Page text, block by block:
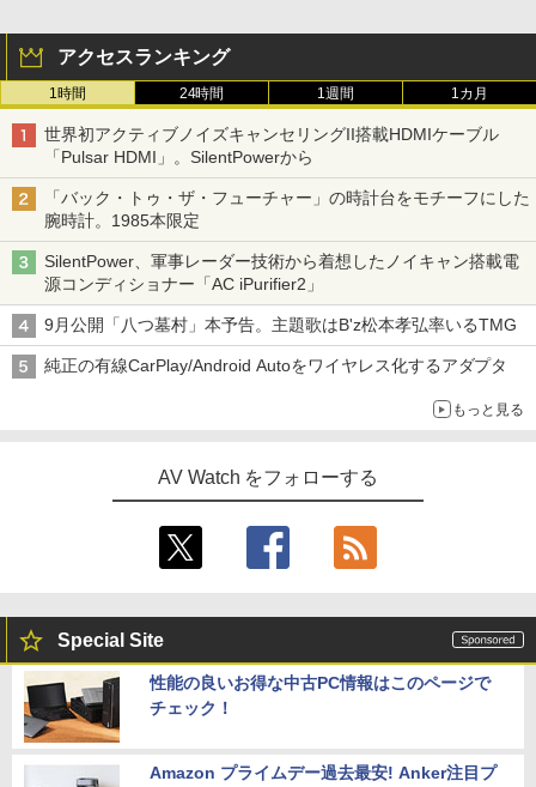
アクセスランキング
1時間 24時間 1週間 1カ月
世界初アクティブノイズキャンセリングII搭載HDMIケーブル
「Pulsar HDMI」。SilentPowerから
「バック・トゥ・ザ・フューチャー」の時計台をモチーフにした
腕時計。1985本限定
SilentPower、軍事レーダー技術から着想したノイキャン搭載電
源コンディショナー「AC iPurifier2」
9月公開「八つ墓村」本予告。主題歌はB'z松本孝弘率いるTMG
純正の有線CarPlay/Android Autoをワイヤレス化するアダプタ
もっと見る
AV Watch をフォローする
Special Site
性能の良いお得な中古PC情報はこのページで
チェック！
Amazon プライムデー過去最安! Anker注目プ